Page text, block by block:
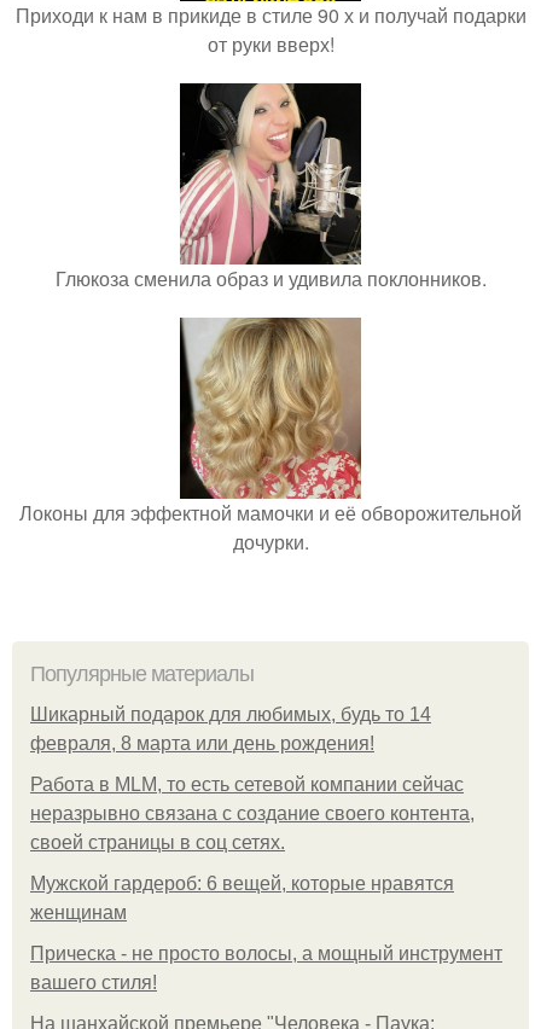
Приходи к нам в прикиде в стиле 90 х и получай подарки
от руки вверх!
Глюкоза сменила образ и удивила поклонников.
Локоны для эффектной мамочки и её обворожительной
дочурки.
Популярные материалы
Шикарный подарок для любимых, будь то 14
февраля, 8 марта или день рождения!
Работа в MLM, то есть сетевой компании сейчас
неразрывно связана с создание своего контента,
своей страницы в соц сетях.
Мужской гардероб: 6 вещей, которые нравятся
женщинам
Прическа - не просто волосы, а мощный инструмент
вашего стиля!
На шанхайской премьере "Человека - Паука: